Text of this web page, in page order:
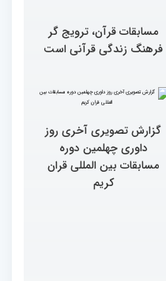
مسابقات قرآن، ترویج گر
فرهنگ زندگی قرآنی است
گزارش تصویری آخری روز